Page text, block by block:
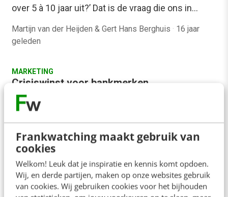
Frankwatching maakt gebruik van
cookies
Welkom! Leuk dat je inspiratie en kennis komt opdoen.
Wij, en derde partijen, maken op onze websites gebruik
van cookies. Wij gebruiken cookies voor het bijhouden
over 5 à 10 jaar uit?’ Dat is de vraag die ons in…
Martijn van der Heijden & Gert Hans Berghuis · 16 jaar
geleden
MARKETING
Crisiswinst voor bankmerken
Hoe groot is de deuk die banken hebben
opgelopen door de crisis? Wélke deuk?! In recent
onderzoek naar merkwaarden scoren de meeste
banken niet…
Robert Witteman